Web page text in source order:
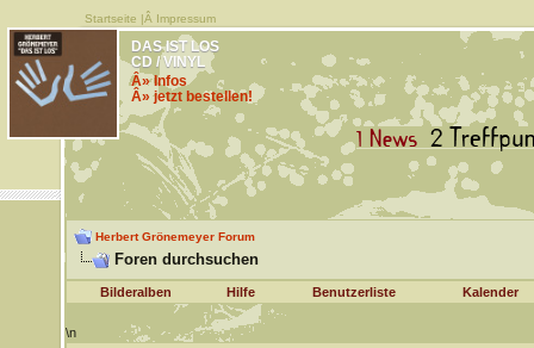
Startseite |Â Impressum
DAS IST LOS
CD / VINYL
Â» Infos
Â» jetzt bestellen!
Herbert Grönemeyer Forum
Foren durchsuchen
Bilderalben Hilfe Benutzerliste Kalender
\n